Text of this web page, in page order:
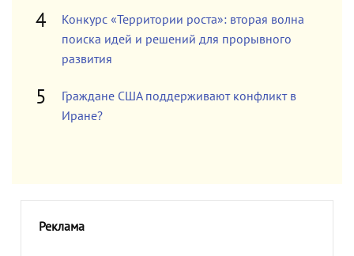
Конкурс «Территории роста»: вторая волна
поиска идей и решений для прорывного
развития
Граждане США поддерживают конфликт в
Иране?
Реклама